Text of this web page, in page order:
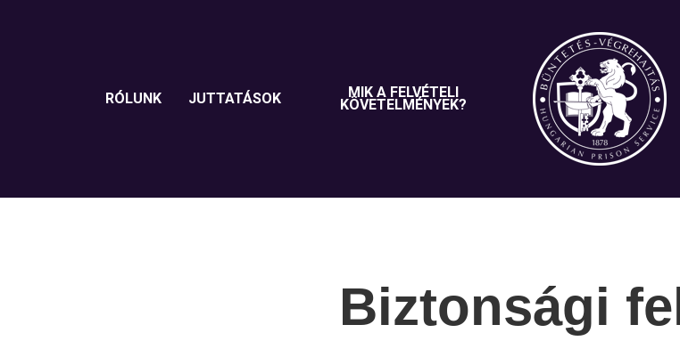
RÓLUNK JUTTATÁSOK MIK A FELVÉTELI
KÖVETELMÉNYEK?
Biztonsági